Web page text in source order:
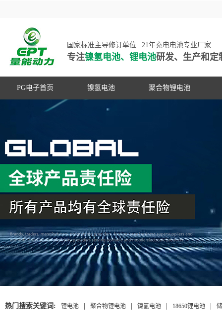
国家标准主导修订单位 | 21年充电电池专业厂家
专注镍氢电池、锂电池研发、生产和定
PG电子首页 镍氢电池 聚合物锂电池
高容量镍氢电池
超低自放电镍氢电池
动力镍氢电池
常规镍氢电池
PG游戏官网是镍氢电池国家标准主导
修订单位，并参与多项锂电池行业国
家标准的制定
热门搜索关键词: 锂电池 聚合物锂电池 镍氢电池 18650锂电池